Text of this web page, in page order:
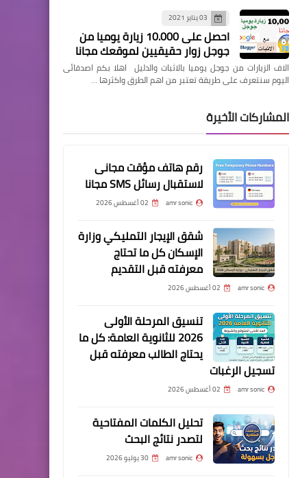
03 يناير 2021
احصل على 10.000 زيارة يوميا من
جوجل زوار حقيقيين لموقعك مجانا
الاف الزيارات من جوجل يوميا بالاثبات والدليل اهلا بكم اصدقائى
اليوم سنتعرف على طريقة تعتبر من اهم الطرق واكثرها …
المشاركات الأخيرة
رقم هاتف مؤقت مجانى
لاستقبال رسائل SMS مجانا
amr sonic 02 أغسطس 2026
شقق الإيجار التمليكي وزارة
الإسكان كل ما تحتاج
معرفته قبل التقديم
amr sonic 02 أغسطس 2026
تنسيق المرحلة الأولى
2026 للثانوية العامة: كل ما
يحتاج الطالب معرفته قبل
تسجيل الرغبات
amr sonic 02 أغسطس 2026
تحليل الكلمات المفتاحية
لتصدر نتائج البحث
amr sonic 30 يوليو 2026